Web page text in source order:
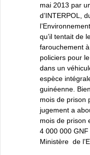
mai 2013 par
d’INTERPOL,
qu’il tentait de
farouchement
policiers pour
dans un
espèce
guinéenne.
mois de prison
jugement a
mois de prison
4 000 000
Ministère de